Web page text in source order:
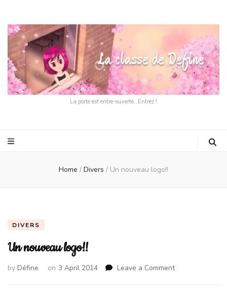
La porte est entre-ouverte…Entrez !
Home / Divers / Un nouveau logo!!
DIVERS
Un nouveau logo!!
by Défine on 3 April 2014 Leave a Commenton